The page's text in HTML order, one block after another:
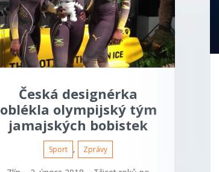
Česká designérka
oblékla olympijský tým
jamajských bobistek
Sport , Zprávy